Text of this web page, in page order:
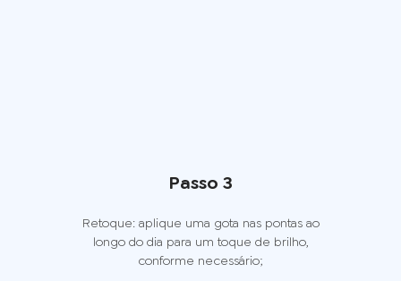
Passo 3
Retoque: aplique uma gota nas pontas ao
longo do dia para um toque de brilho,
conforme necessário;